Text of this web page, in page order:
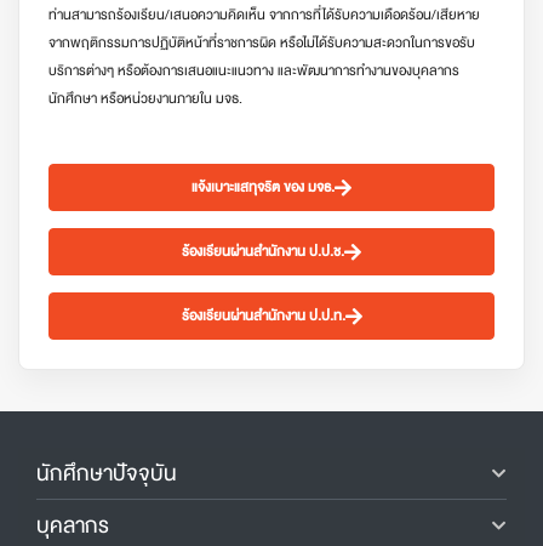
ท่านสามารถร้องเรียน/เสนอความคิดเห็น จากการที่ได้รับความเดือดร้อน/เสียหาย
จากพฤติกรรมการปฏิบัติหน้าที่ราชการผิด หรือไม่ได้รับความสะดวกในการขอรับ
บริการต่างๆ หรือต้องการเสนอแนะแนวทาง และพัฒนาการทำงานของบุคลากร
นักศึกษา หรือหน่วยงานภายใน มจธ.
แจ้งเบาะแสทุจริต ของ มจธ.
ร้องเรียนผ่านสำนักงาน ป.ป.ช.
ร้องเรียนผ่านสำนักงาน ป.ป.ท.
นักศึกษาปัจจุบัน
บุคลากร